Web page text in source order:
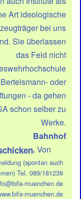
Art ideologische
bei uns
Sie überlassen
das Feld nicht
oder
- da gehen
schon selber zu
Werke.
(spontan auch
Tel. 089/181239
muenchen.de
muenchen.de
Bahnhof
.Von